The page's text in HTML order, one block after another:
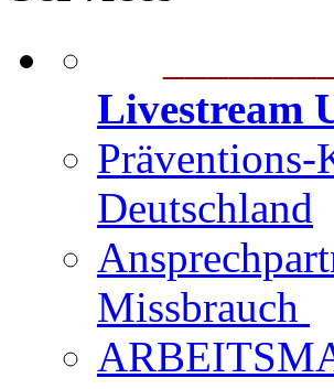
Livestream
Präventions-
Deutschland
Missbrauch